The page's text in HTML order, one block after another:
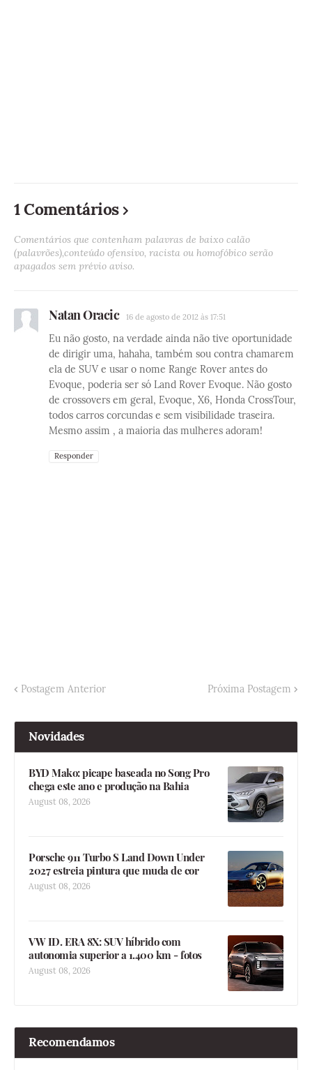
1 Comentários
Comentários que contenham palavras de baixo calão
(palavrões),conteúdo ofensivo, racista ou homofóbico serão
apagados sem prévio aviso.
Natan Oracic 16 de agosto de 2012 às 17:51
Eu não gosto, na verdade ainda não tive oportunidade
de dirigir uma, hahaha, também sou contra chamarem
ela de SUV e usar o nome Range Rover antes do
Evoque, poderia ser só Land Rover Evoque. Não gosto
de crossovers em geral, Evoque, X6, Honda CrossTour,
todos carros corcundas e sem visibilidade traseira.
Mesmo assim , a maioria das mulheres adoram!
Responder
Postagem Anterior Próxima Postagem
Novidades
BYD Mako: picape baseada no Song Pro
chega este ano e produção na Bahia
August 08, 2026
Porsche 911 Turbo S Land Down Under
2027 estreia pintura que muda de cor
August 08, 2026
VW ID. ERA 8X: SUV híbrido com
autonomia superior a 1.400 km - fotos
August 08, 2026
Recomendamos